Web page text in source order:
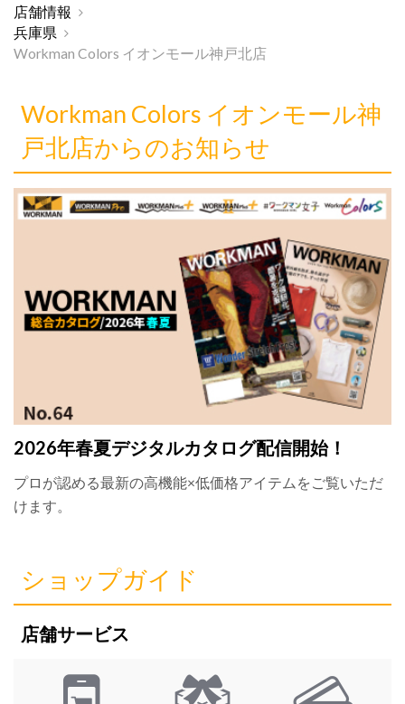
店舗情報
兵庫県
Workman Colors イオンモール神戸北店
Workman Colors イオンモール神
戸北店からのお知らせ
2026年春夏デジタルカタログ配信開始！
プロが認める最新の高機能×低価格アイテムをご覧いただ
けます。
ショップガイド
店舗サービス